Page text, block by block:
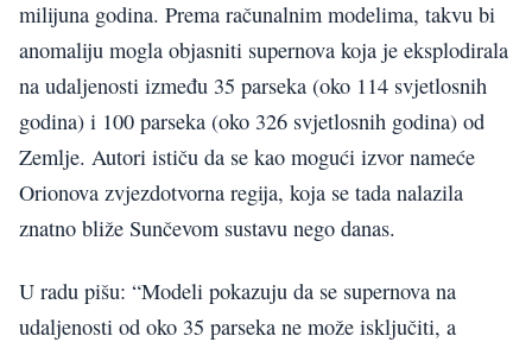
milijuna godina. Prema računalnim modelima, takvu bi
anomaliju mogla objasniti supernova koja je eksplodirala
na udaljenosti između 35 parseka (oko 114 svjetlosnih
godina) i 100 parseka (oko 326 svjetlosnih godina) od
Zemlje. Autori ističu da se kao mogući izvor nameće
Orionova zvjezdotvorna regija, koja se tada nalazila
znatno bliže Sunčevom sustavu nego danas.
U radu pišu: “Modeli pokazuju da se supernova na
udaljenosti od oko 35 parseka ne može isključiti, a